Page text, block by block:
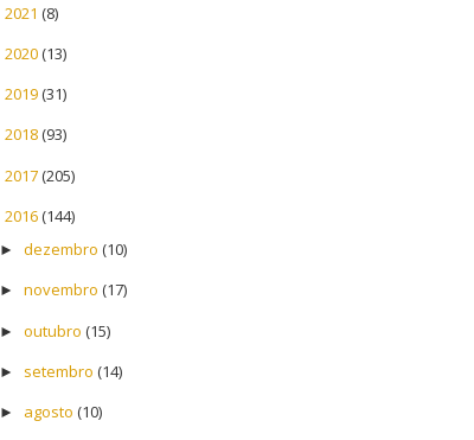
2021 (8)
2020(13)
2019(31)
2018(93)
2017(205)
2016(144)
► dezembro (10)
► novembro (17)
► outubro (15)
► setembro (14)
► agosto (10)